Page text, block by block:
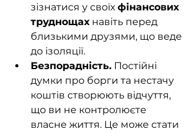
зізнатися у своїх фінансових
труднощах навіть перед
близькими друзями, що веде
до ізоляції.
Безпорадність. Постійні
думки про борги та нестачу
коштів створюють відчуття,
що ви не контролюєте
власне життя. Це може стати